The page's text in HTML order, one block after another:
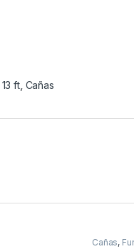
13 ft, Cañas
Cañas,